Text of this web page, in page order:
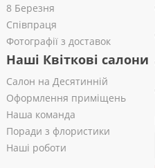
8 Березня
Співпраця
Фотографії з доставок
Наші Квіткові салони
Салон на Десятинній
Оформлення приміщень
Наша команда
Поради з флористики
Наші роботи